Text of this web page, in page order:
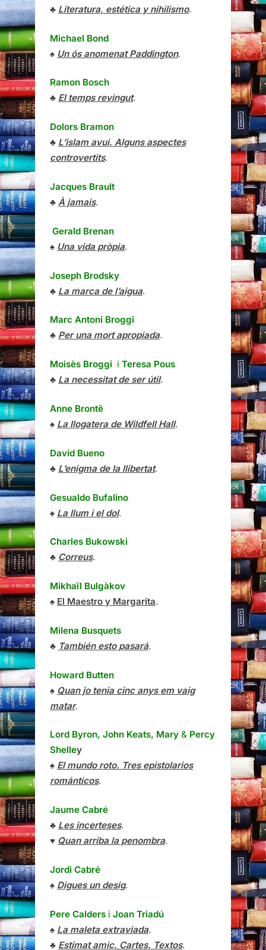
♣ Literatura, estética y nihilismo.
Michael Bond
♠ Un ós anomenat Paddington.
Ramon Bosch
♣ El temps revingut.
Dolors Bramon
♣ L’islam avui. Alguns aspectes
controvertits.
Jacques Brault
♣ À jamais.
Gerald Brenan
♠ Una vida pròpia.
Joseph Brodsky
♣ La marca de l’aigua.
Marc Antoni Broggi
♣ Per una mort apropiada.
Moisès Broggi i Teresa Pous
♣ La necessitat de ser útil.
Anne Brontë
♠ La llogatera de Wildfell Hall.
David Bueno
♣ L’enigma de la llibertat.
Gesualdo Bufalino
♠ La llum i el dol.
Charles Bukowski
♣ Correus.
Mikhaïl Bulgàkov
♠ El Maestro y Margarita.
Milena Busquets
♣ También esto pasará.
Howard Butten
♠ Quan jo tenia cinc anys em vaig
matar.
Lord Byron, John Keats, Mary & Percy
Shelley
♠ El mundo roto. Tres epistolarios
románticos.
Jaume Cabré
♣ Les incerteses.
♥ Quan arriba la penombra.
Jordi Cabré
♠ Digues un desig.
Pere Calders i Joan Triadú
♠ La maleta extraviada.
♣ Estimat amic. Cartes. Textos.